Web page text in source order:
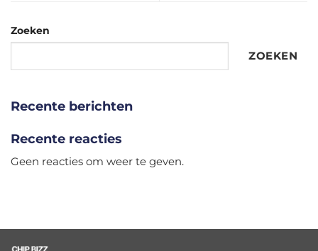
Zoeken
ZOEKEN
Recente berichten
Recente reacties
Geen reacties om weer te geven.